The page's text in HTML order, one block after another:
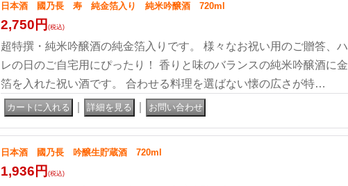
日本酒 國乃長 寿 純金箔入り 純米吟醸酒 720ml
2,750円 (税込)
超特撰・純米吟醸酒の純金箔入りです。 様々なお祝い用のご贈答、ハ
レの日のご自宅用にぴったり！ 香りと味のバランスの純米吟醸酒に金
箔を入れた祝い酒です。 合わせる料理を選ばない懐の広さが特…
日本酒 國乃長 吟醸生貯蔵酒 720ml
1,936円 (税込)